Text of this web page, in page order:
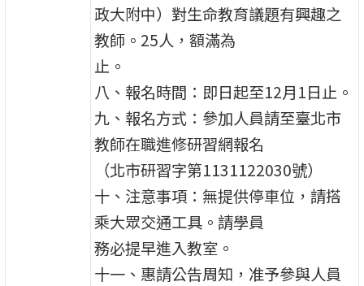
政大附中）對生命教育議題有興趣之
教師。25人，額滿為
止。
八、報名時間：即日起至12月1日止。
九、報名方式：參加人員請至臺北市
教師在職進修研習網報名
（北市研習字第1131122030號）
十、注意事項：無提供停車位，請搭
乘大眾交通工具。請學員
務必提早進入教室。
十一、惠請公告周知，准予參與人員